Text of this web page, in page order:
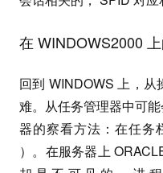
在 WINDOWS2000
回到 WINDOWS 上，
难。从任务管理器中可
器的察看方法：在任务
）。在服务器上